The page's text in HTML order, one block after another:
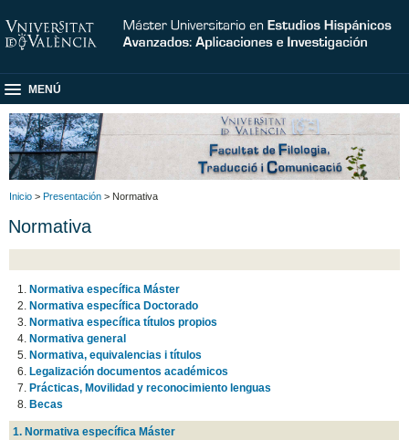
MENÚ
Inicio > Presentación > Normativa
Normativa
Normativa específica Máster
Normativa específica Doctorado
Normativa específica títulos propios
Normativa general
Normativa, equivalencias i títulos
Legalización documentos académicos
Prácticas, Movilidad y reconocimiento lenguas
Becas
1. Normativa específica Máster